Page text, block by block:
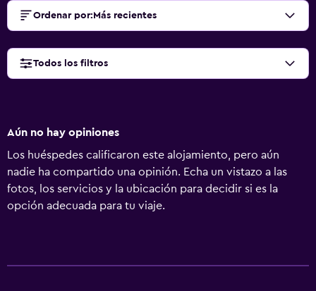
Ordenar por: Más recientes
Todos los filtros
Aún no hay opiniones
Los huéspedes calificaron este alojamiento, pero aún
nadie ha compartido una opinión. Echa un vistazo a las
fotos, los servicios y la ubicación para decidir si es la
opción adecuada para tu viaje.